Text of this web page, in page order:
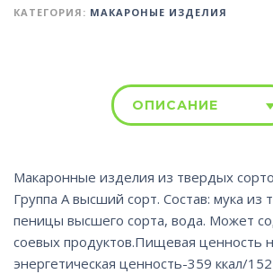
КАТЕГОРИЯ: МАКАРОНЫЕ ИЗДЕЛИЯ
ОПИСАНИЕ
Макаронные изделия из твердых
Группа А высший сорт. Состав: мука из
пеницы высшего сорта, вода. Может
соевых продуктов.Пищевая ценность
энергетическая ценность-359 ккал/